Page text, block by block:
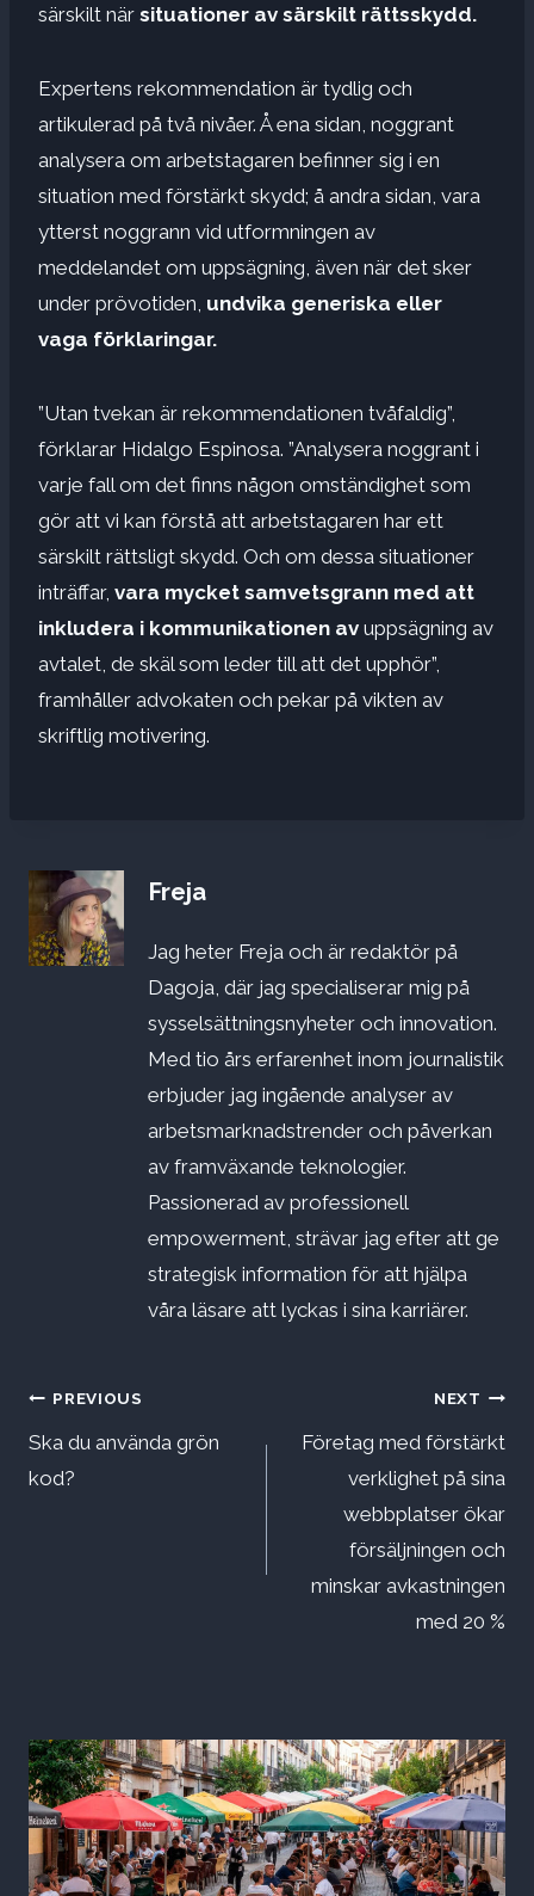
särskilt när situationer av särskilt rättsskydd.
Expertens rekommendation är tydlig och
artikulerad på två nivåer. Å ena sidan, noggrant
analysera om arbetstagaren befinner sig i en
situation med förstärkt skydd; å andra sidan, vara
ytterst noggrann vid utformningen av
meddelandet om uppsägning, även när det sker
under prövotiden, undvika generiska eller
vaga förklaringar.
”Utan tvekan är rekommendationen tvåfaldig”,
förklarar Hidalgo Espinosa. ”Analysera noggrant i
varje fall om det finns någon omständighet som
gör att vi kan förstå att arbetstagaren har ett
särskilt rättsligt skydd. Och om dessa situationer
inträffar, vara mycket samvetsgrann med att
inkludera i kommunikationen av uppsägning av
avtalet, de skäl som leder till att det upphör”,
framhåller advokaten och pekar på vikten av
skriftlig motivering.
Freja
Jag heter Freja och är redaktör på
Dagoja, där jag specialiserar mig på
sysselsättningsnyheter och innovation.
Med tio års erfarenhet inom journalistik
erbjuder jag ingående analyser av
arbetsmarknadstrender och påverkan
av framväxande teknologier.
Passionerad av professionell
empowerment, strävar jag efter att ge
strategisk information för att hjälpa
våra läsare att lyckas i sina karriärer.
Inläggsnavigering
PREVIOUS
Ska du använda grön
kod?
NEXT
Företag med förstärkt
verklighet på sina
webbplatser ökar
försäljningen och
minskar avkastningen
med 20 %